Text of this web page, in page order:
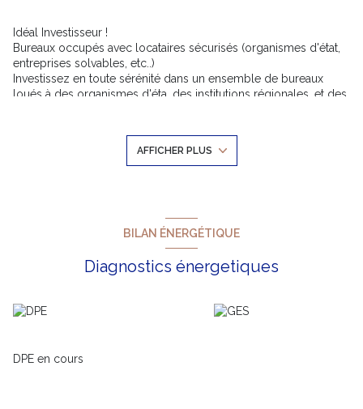
Idéal Investisseur !
Bureaux occupés avec locataires sécurisés (organismes d'état,
entreprises solvables, etc..)
Investissez en toute sérénité dans un ensemble de bureaux
loués à des organismes d'éta, des institutions régionales, et des
loyers assurés et un risque d'impayés quasi nul, Cette
opportunité représente un investissement fiable et sécurisé.
Les bureaux sont très bien desservis depuis les communes
avoisinantes. Parkings extérieurs.
AFFICHER PLUS
BILAN ÉNERGÉTIQUE
Diagnostics énergetiques
DPE en cours